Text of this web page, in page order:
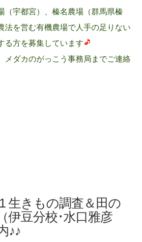
（宇都宮）、榛名農場（群馬県榛
法を営む有機農場で人手の足りない
る方を募集しています
メダカのがっこう事務局までご連絡
きもの調査＆田の
伊豆分校･水口雅彦
♪♪